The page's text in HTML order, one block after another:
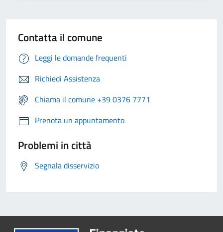
Contatta il comune
Leggi le domande frequenti
Richiedi Assistenza
Chiama il comune +39 0376 7771
Prenota un appuntamento
Problemi in città
Segnala disservizio